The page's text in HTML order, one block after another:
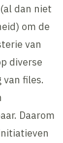
dan niet
om de
van
diverse
van files.
Daarom